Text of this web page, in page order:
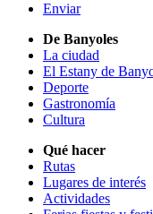
Enviar
De Banyoles
La ciudad
El Estany de
Deporte
Gastronomía
Cultura
Qué hacer
Rutas
Lugares de interés
Actividades